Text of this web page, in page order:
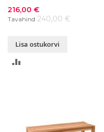
Soodushind
216,00 €
Tavahind 240,00 €
Lisa ostukorvi